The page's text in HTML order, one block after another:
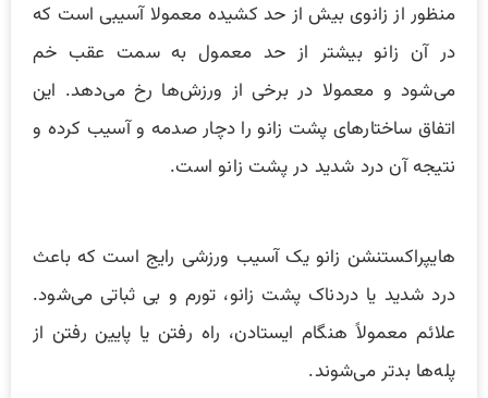
منظور از زانوی بیش از حد کشیده معمولا آسیبی است که
در آن زانو بیشتر از حد معمول به سمت عقب خم
می‌شود و معمولا در برخی از ورزش‌ها رخ می‌دهد. این
اتفاق ساختارهای پشت زانو را دچار صدمه و آسیب کرده و
نتیجه آن درد شدید در پشت زانو است.
هایپراکستنشن زانو یک آسیب ورزشی رایج است که باعث
درد شدید یا دردناک پشت زانو، تورم و بی ثباتی می‌شود.
علائم معمولاً هنگام ایستادن، راه رفتن یا پایین رفتن از
پله‌ها بدتر می‌شوند.